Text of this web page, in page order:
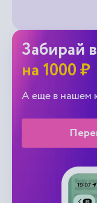
Забирай
на 1000 ₽
А еще в нашем